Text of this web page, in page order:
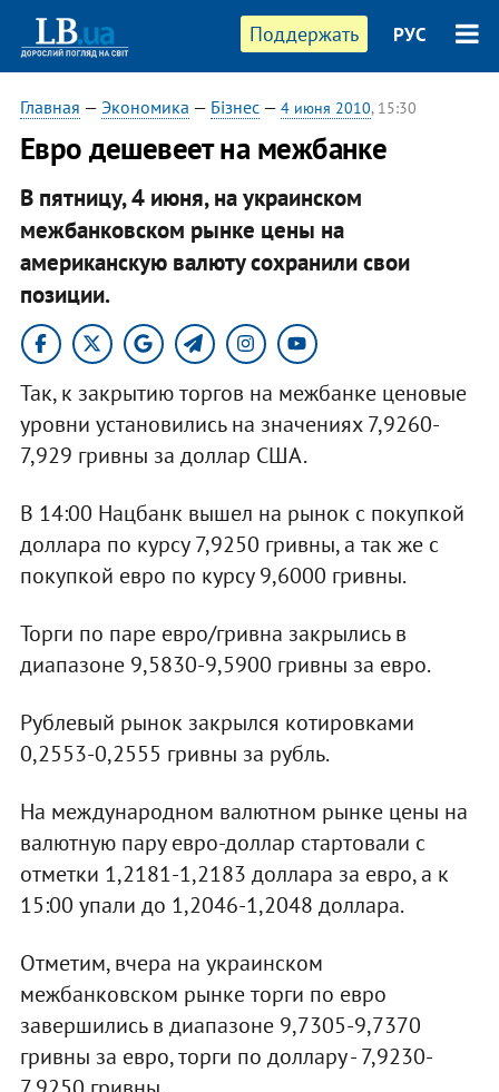
Поддержать РУС
Главная — Экономика — Бізнес— 4 июня 2010, 15:30
Евро дешевеет на межбанке
В пятницу, 4 июня, на украинском
межбанковском рынке цены на
американскую валюту сохранили свои
позиции.
Так, к закрытию торгов на межбанке ценовые
уровни установились на значениях 7,9260-
7,929 гривны за доллар США.
В 14:00 Нацбанк вышел на рынок с покупкой
доллара по курсу 7,9250 гривны, а так же с
покупкой евро по курсу 9,6000 гривны.
Торги по паре евро/гривна закрылись в
диапазоне 9,5830-9,5900 гривны за евро.
Рублевый рынок закрылся котировками
0,2553-0,2555 гривны за рубль.
На международном валютном рынке цены на
валютную пару евро-доллар стартовали с
отметки 1,2181-1,2183 доллара за евро, а к
15:00 упали до 1,2046-1,2048 доллара.
Отметим, вчера на украинском
межбанковском рынке торги по евро
завершились в диапазоне 9,7305-9,7370
гривны за евро, торги по доллару - 7,9230-